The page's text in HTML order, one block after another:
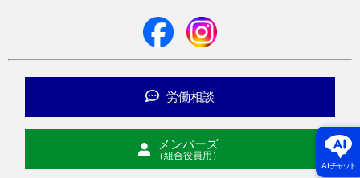
AIチャット
労働相談
メンバーズ
（組合役員用）